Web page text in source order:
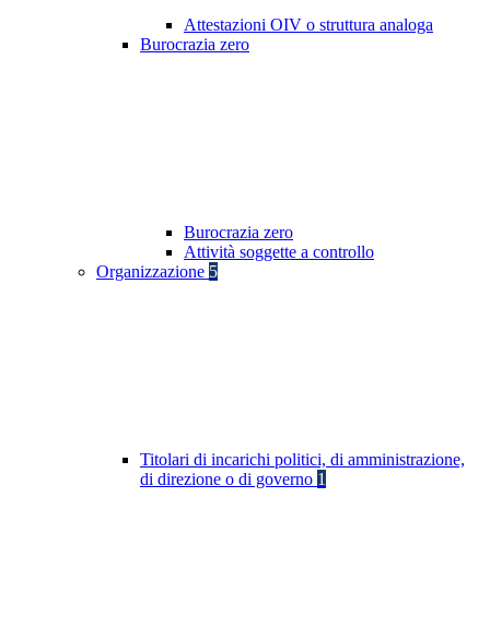
Attestazioni OIV o struttura analoga
Burocrazia zero
Burocrazia zero
Attività soggette a controllo
Organizzazione 5
Titolari di incarichi politici, di amministrazione,
di direzione o di governo 1